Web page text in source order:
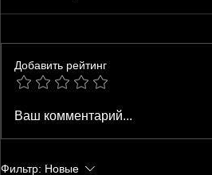
Армейские
значение и современные
Добавить рейтинг
Ваш комментарий...
Фильтр: Новые